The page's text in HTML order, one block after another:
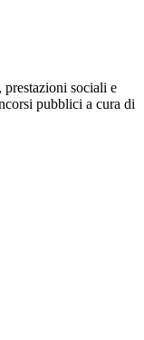
sociali e
pubblici a cura di